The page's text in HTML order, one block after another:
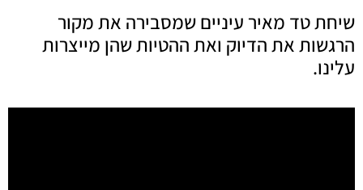
שיחת טד מאיר עיניים שמסבירה את מקור
הרגשות את הדיוק ואת ההטיות שהן מייצרות
עלינו.